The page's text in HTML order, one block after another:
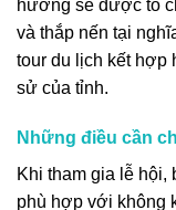
hương sẽ được tổ
và thắp nến tại
tour du lịch kết hợp
sử của tỉnh.
Những điều cần
Khi tham gia lễ hội,
phù hợp với không